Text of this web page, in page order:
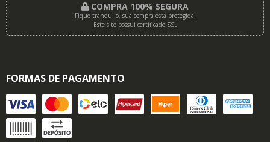
COMPRA 100% SEGURA
Fique tranquilo, sua compra está protegida!
Este site possui certificado SSL
FORMAS DE PAGAMENTO